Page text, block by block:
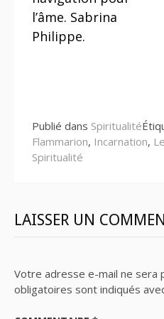
suite
l’âme. Sabrina
Philippe.
Publié dans Spiritualité
Flammarion, Incarnation,
Spiritualité
LAISSER UN
Votre adresse e-mail ne sera
obligatoires sont indiqués